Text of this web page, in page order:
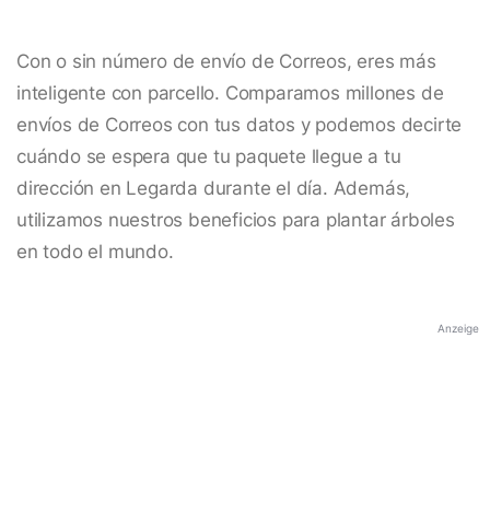
Con o sin número de envío de Correos, eres más
inteligente con parcello. Comparamos millones de
envíos de Correos con tus datos y podemos decirte
cuándo se espera que tu paquete llegue a tu
dirección en Legarda durante el día. Además,
utilizamos nuestros beneficios para plantar árboles
en todo el mundo.
Anzeige